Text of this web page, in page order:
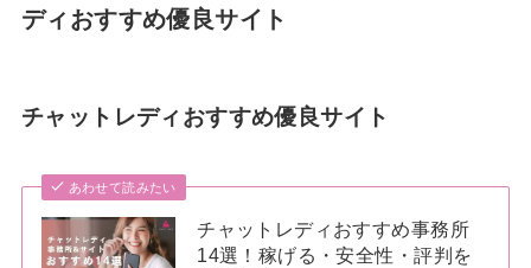
ディおすすめ優良サイト
チャットレディおすすめ優良サイト
あわせて読みたい
チャットレディおすすめ事務所
14選！稼げる・安全性・評判を